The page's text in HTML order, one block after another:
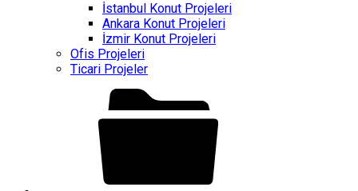
İstanbul Konut Projeleri
Ankara Konut Projeleri
İzmir Konut Projeleri
Ofis Projeleri
Ticari Projeler